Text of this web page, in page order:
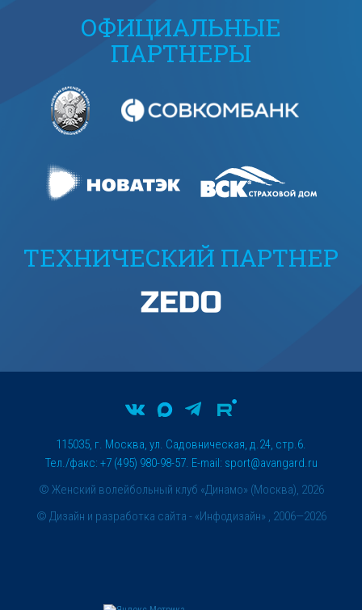
ОФИЦИАЛЬНЫЕ
ПАРТНЕРЫ
ТЕХНИЧЕСКИЙ ПАРТНЕР
© Женский волейбольный клуб «Динамо» (Москва), 2026
115035, г. Москва, ул. Садовническая, д.24, стр.6.
Тел./факс: +7 (495) 980-98-57. E-mail: sport@avangard.ru
© Дизайн и разработка сайта - «Инфодизайн» , 2006—2026